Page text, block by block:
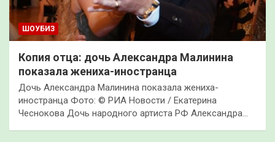
ШОУБИЗ
Копия отца: дочь Александра Малинина
показала жениха-иностранца
Дочь Александра Малинина показала жениха-
иностранца Фото: © РИА Новости / Екатерина
Чеснокова Дочь народного артиста РФ Александра…